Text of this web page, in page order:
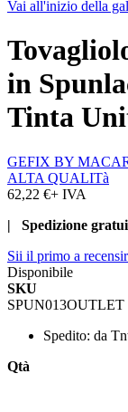
Vai all'inizio della
in
Tinta
GEFIX BY
ALTA QUALITà
62,22 €+ IVA
| Spedizione
Sii il primo a
Disponibile
SKU
SPUN013OUTLET
Spedito: da
Qtà